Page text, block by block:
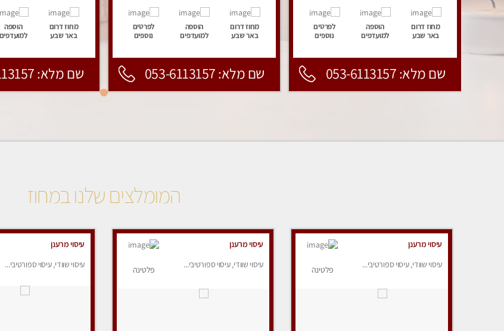
מחוז דרום
באר שבע
הוספה
למועדפים
לפרטים
נוספים
שם מלא: 053-6113157
מחוז דרום
באר שבע
הוספה
למועדפים
לפרטים
נוספים
שם מלא: 053-6113157
מחוז דרום
באר שבע
הוספה
למועדפים
שם מלא: 053-6113157
המומלצים שלנו במחוז
עיסוי מרענן
עיסוי שוודי, עיסוי ספורטיבי...
פלטינה
עיסוי מרענן
עיסוי שוודי, עיסוי ספורטיבי...
פלטינה
עיסוי מרענן
עיסוי שוודי, עיסוי ספורטיבי...